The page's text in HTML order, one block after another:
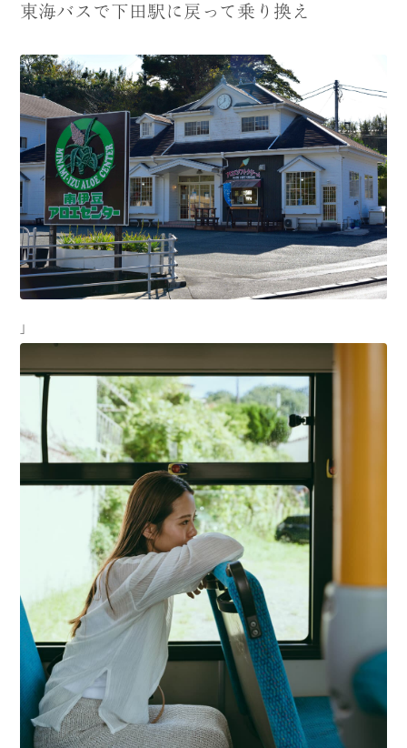
東海バスで下田駅に戻って乗り換え
」